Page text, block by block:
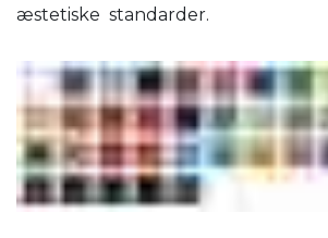
æstetiske standarder.